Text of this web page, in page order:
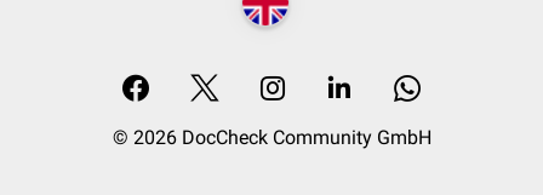
© 2026 DocCheck Community GmbH